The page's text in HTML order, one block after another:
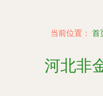
当前位置： 首
河北非